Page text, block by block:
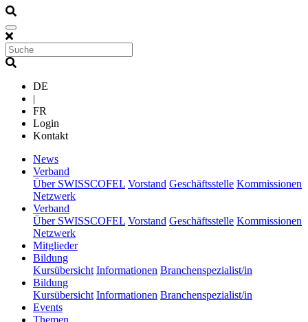
DE
|
FR
Login
Kontakt
News(current)
Verband
Über SWISSCOFEL Vorstand Geschäftsstelle Kommissionen
Netzwerk
Verband
Über SWISSCOFEL Vorstand Geschäftsstelle Kommissionen
Netzwerk
Mitglieder(current)
Bildung(current)
Kursübersicht Informationen Branchenspezialist/in
Bildung(current)
Kursübersicht Informationen Branchenspezialist/in
Events(current)
Themen